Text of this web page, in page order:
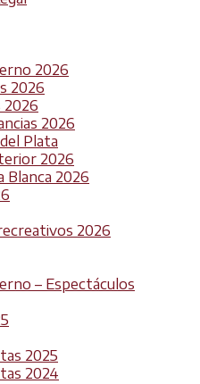
2026
2026
2026
2026
Plata
2026
Blanca 2026
2026
– Espectáculos
2025
2024